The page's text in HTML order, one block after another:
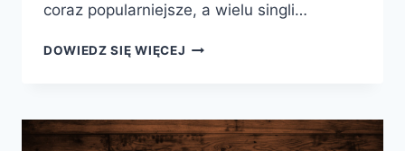
coraz popularniejsze, a wielu singli…
DOWIEDZ SIĘ WIĘCEJ MIŁOŚĆ
DRUGIEJ
POŁÓWKI